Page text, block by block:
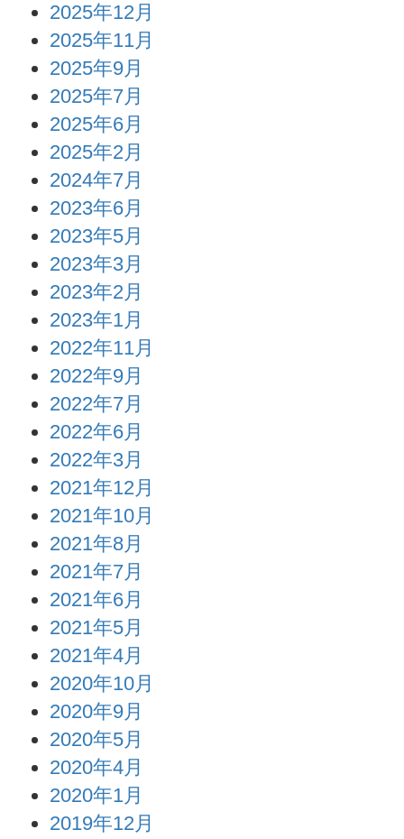
2025年12月
2025年11月
2025年9月
2025年7月
2025年6月
2025年2月
2024年7月
2023年6月
2023年5月
2023年3月
2023年2月
2023年1月
2022年11月
2022年9月
2022年7月
2022年6月
2022年3月
2021年12月
2021年10月
2021年8月
2021年7月
2021年6月
2021年5月
2021年4月
2020年10月
2020年9月
2020年5月
2020年4月
2020年1月
2019年12月